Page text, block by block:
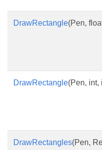
DrawRectangle(Pen,
DrawRectangle(Pen, int,
DrawRectangles(Pen,